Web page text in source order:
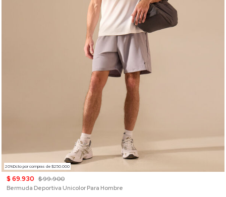
20%Dcto por compras de $250.000
$ 69.930 $ 99.900
Bermuda Deportiva Unicolor Para Hombre